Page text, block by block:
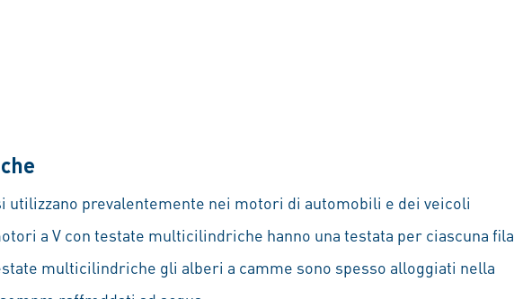
prevalentemente nei motori di automobili e dei veicoli
a V con testate multicilindriche hanno una testata per ciascuna fila
multicilindriche gli alberi a camme sono spesso alloggiati nella